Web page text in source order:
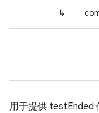
↳
用于提供 testEnded